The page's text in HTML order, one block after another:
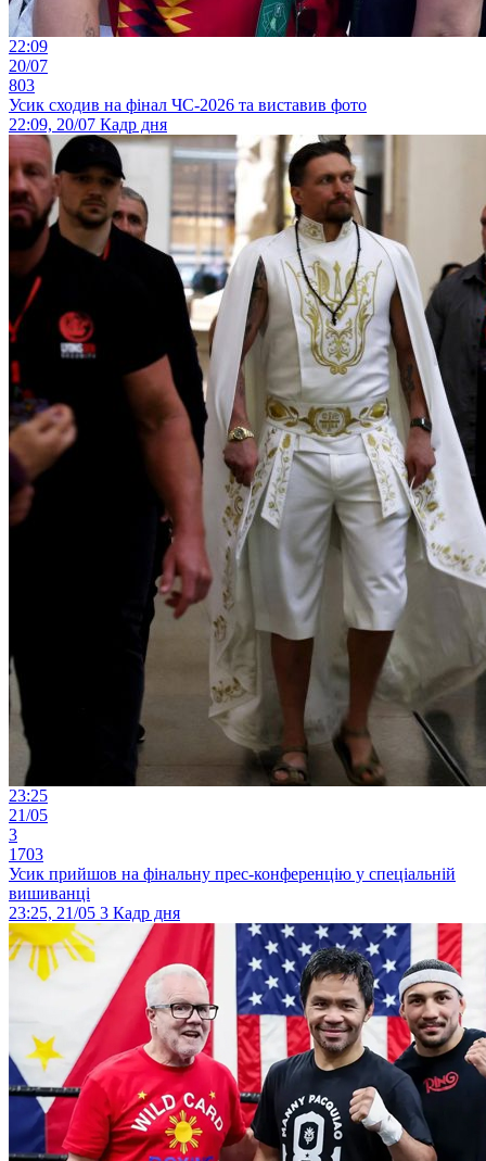
22:09
20/07
803
Усик сходив на фінал ЧС-2026 та виставив фото
22:09, 20/07 Кадр дня
23:25
21/05
3
1703
Усик прийшов на фінальну прес-конференцію у спеціальній
вишиванці
23:25, 21/05 3 Кадр дня